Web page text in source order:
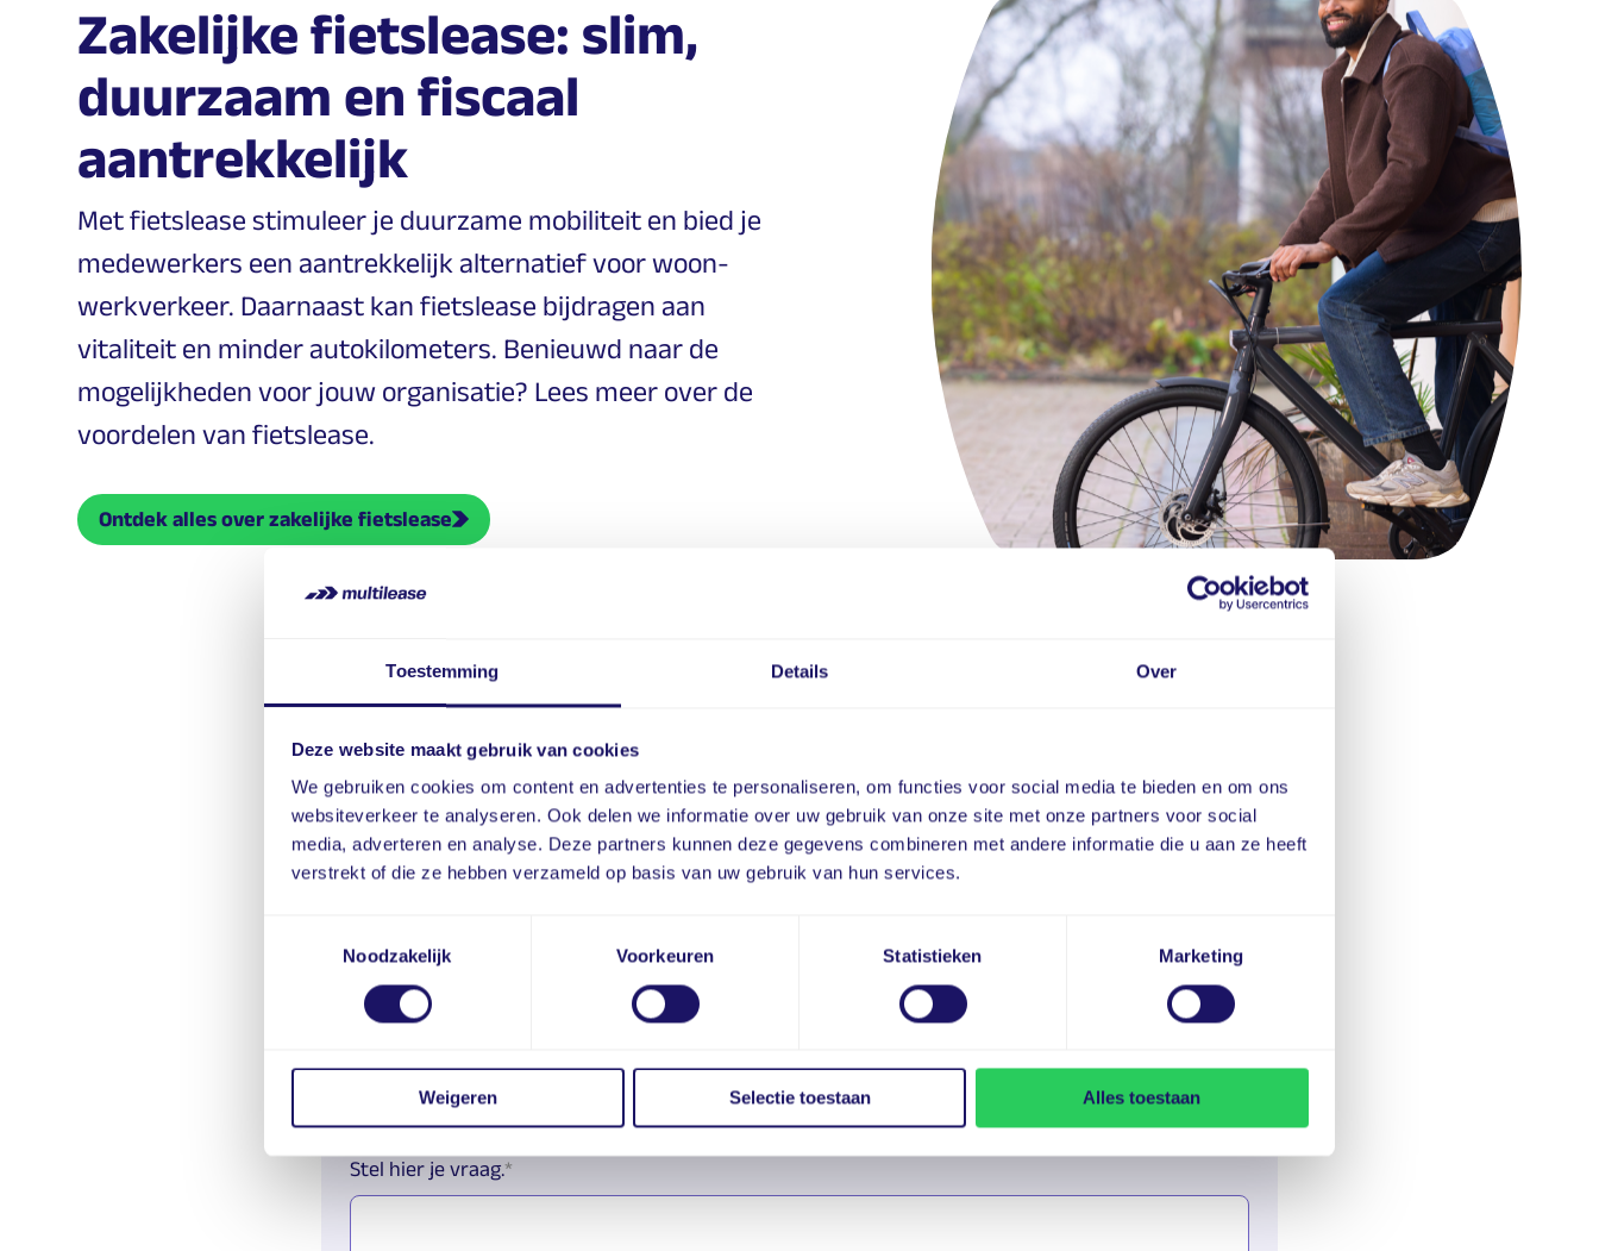
Toestemming Details Over
Deze website maakt gebruik van cookies
We gebruiken cookies om content en advertenties te personaliseren, om functies voor social media te bieden en om ons
websiteverkeer te analyseren. Ook delen we informatie over uw gebruik van onze site met onze partners voor social
media, adverteren en analyse. Deze partners kunnen deze gegevens combineren met andere informatie die u aan ze heeft
verstrekt of die ze hebben verzameld op basis van uw gebruik van hun services.
Noodzakelijk
Voorkeuren Statistieken Marketing
Weigeren Selectie toestaan Alles toestaan
Zakelijke fietslease: slim,
duurzaam en fiscaal
aantrekkelijk
Met fietslease stimuleer je duurzame mobiliteit en bied je
medewerkers een aantrekkelijk alternatief voor woon-
werkverkeer. Daarnaast kan fietslease bijdragen aan
vitaliteit en minder autokilometers. Benieuwd naar de
mogelijkheden voor jouw organisatie? Lees meer over de
voordelen van fietslease.
Ontdek alles over zakelijke fietslease
Vraag vrijblijvend advies aan
Naam
Stel hier je vraag.